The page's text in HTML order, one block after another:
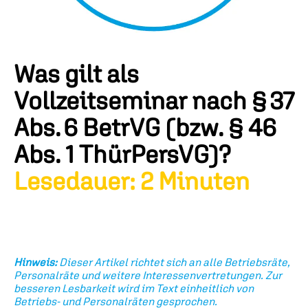
Was gilt als
Vollzeitseminar nach § 37
Abs. 6 BetrVG (bzw. § 46
Abs. 1 ThürPersVG)?
Lesedauer: 2 Minuten
Hinweis:Dieser Artikel richtet sich an alle Betriebsräte,
Personalräte und weitere Interessenvertretungen. Zur
besseren Lesbarkeit wird im Text einheitlich von
Betriebs- und Personalräten gesprochen.